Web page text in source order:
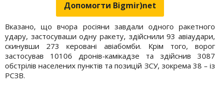
Допомогти Bigmir)net
Вказано, що вчора росіяни завдали одного ракетного
удару, застосуваши одну ракету, здійснили 93 авіаудари,
скинувши 273 керовані авіабомби. Крім того, ворог
застосував 10106 дронів-камікадзе та здійснив 3087
обстрілів населених пунктів та позицій ЗСУ, зокрема 38 – із
РСЗВ.